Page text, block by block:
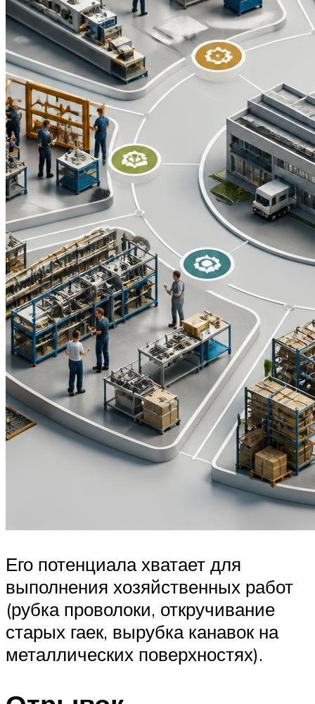
Его потенциала хватает для
выполнения хозяйственных работ
(рубка проволоки, откручивание
старых гаек, вырубка канавок на
металлических поверхностях).